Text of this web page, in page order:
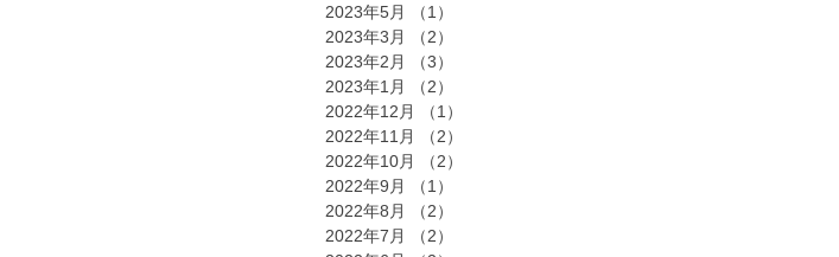
2023年5月
（1）
2023年3月
（2）
2023年2月
（3）
2023年1月
（2）
2022年12月
（1）
2022年11月
（2）
2022年10月
（2）
2022年9月
（1）
2022年8月
（2）
2022年7月
（2）